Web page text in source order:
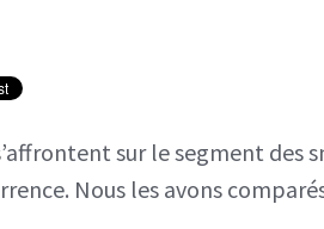
sur le segment des
Nous les avons